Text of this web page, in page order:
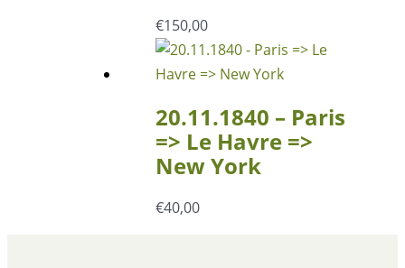
€150,00
20.11.1840 – Paris
=> Le Havre =>
New York
€40,00